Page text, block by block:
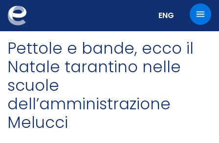
Cambia la
ENG
Pettole e bande, ecco il
Natale tarantino nelle
scuole
dell’amministrazione
Melucci